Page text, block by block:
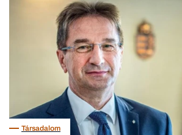
Társadalom